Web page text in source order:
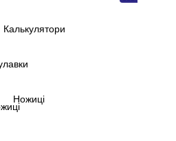
Калькулятори
Ножиці